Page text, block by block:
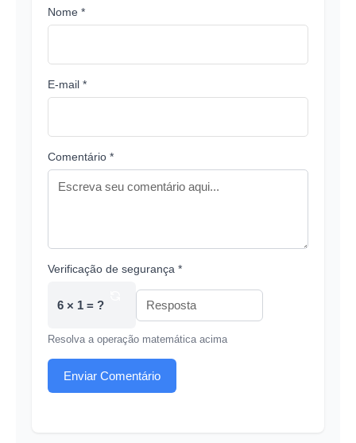
Nome *
E-mail *
Comentário *
Verificação de segurança *
6 × 1 = ?
Resolva a operação matemática acima
Enviar Comentário